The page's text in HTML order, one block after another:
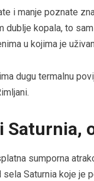
i manje poznate
dublje kopala, to
u kojima je
dugu termalnu
Saturnia,
sumporna
sela Saturnia koje je